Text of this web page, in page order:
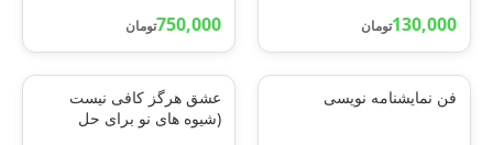
130,000تومان 750,000تومان
فن نمایشنامه نویسی
عشق هرگز کافی نیست
(شیوه های نو برای حل